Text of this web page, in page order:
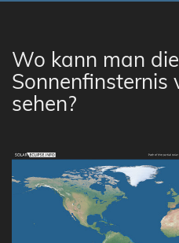
Wo kann man die
sehen?